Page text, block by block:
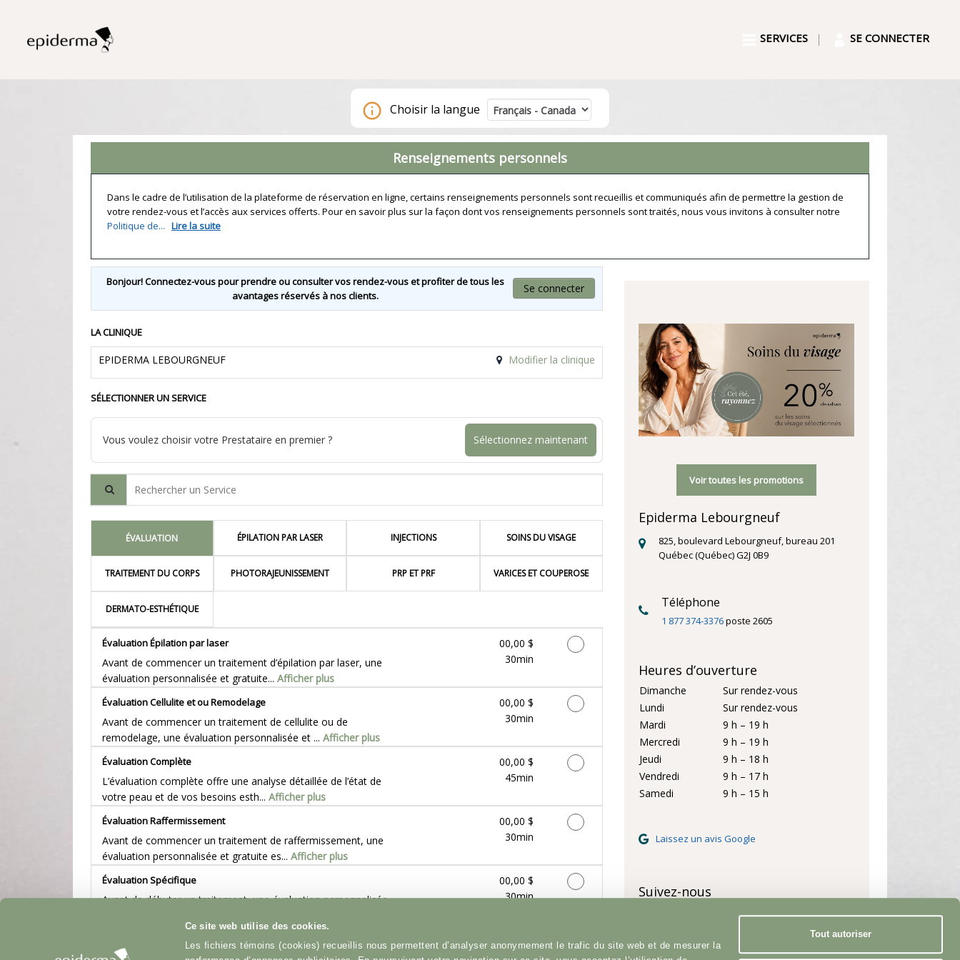
Ce site web utilise des cookies.
Les fichiers témoins (cookies) recueillis nous permettent d’analyser anonymement le trafic du site web et de mesurer la
Tout autoriser
SERVICES SE CONNECTER
Choisir la langue
Renseignements personnels
Dans le cadre de l’utilisation de la plateforme de réservation en ligne, certains renseignements personnels sont recueillis et communiqués afin de permettre la gestion de
votre rendez-vous et l’accès aux services offerts. Pour en savoir plus sur la façon dont vos renseignements personnels sont traités, nous vous invitons à consulter notre
Politique de... Lire la suite
Bonjour! Connectez-vous pour prendre ou consulter vos rendez-vous et profiter de tous les
avantages réservés à nos clients.
Se connecter
LA CLINIQUE
EPIDERMA LEBOURGNEUF Modifier la clinique
SÉLECTIONNER UN SERVICE
Vous voulez choisir votre Prestataire en premier ? Sélectionnez maintenant
ÉVALUATION ÉPILATION PAR LASER INJECTIONS SOINS DU VISAGE
TRAITEMENT DU CORPS PHOTORAJEUNISSEMENT PRP ET PRF VARICES ET COUPEROSE
DERMATO-ESTHÉTIQUE
Évaluation Épilation par laser
Avant de commencer un traitement d’épilation par laser, une
évaluation personnalisée et gratuite... Afficher plus
Discounted Price
00,00 $
30min
Évaluation Cellulite et ou Remodelage
Avant de commencer un traitement de cellulite ou de
remodelage, une évaluation personnalisée et ... Afficher plus
Discounted Price
00,00 $
30min
Évaluation Complète
L’évaluation complète offre une analyse détaillée de l’état de
votre peau et de vos besoins esth... Afficher plus
Discounted Price
00,00 $
45min
Évaluation Raffermissement
Avant de commencer un traitement de raffermissement, une
évaluation personnalisée et gratuite es... Afficher plus
Discounted Price
00,00 $
30min
Évaluation Spécifique
Avant de débuter un traitement, une évaluation personnalisée
Discounted Price
00,00 $
30min
Voir toutes les promotions
Epiderma Lebourgneuf
825, boulevard Lebourgneuf, bureau 201
Québec (Québec) G2J 0B9
Téléphone
1 877 374-3376poste 2605
Heures d’ouverture
Dimanche
Sur rendez-vous
Lundi
Sur rendez-vous
Mardi
9 h – 19 h
Mercredi
9 h – 19 h
Jeudi
9 h – 18 h
Vendredi
9 h – 17 h
Samedi
9 h – 15 h
Laissez un avis Google
Suivez-nous